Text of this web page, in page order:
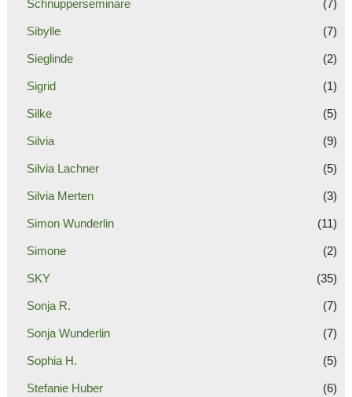
Schnupperseminare (7)
Sibylle (7)
Sieglinde (2)
Sigrid (1)
Silke (5)
Silvia (9)
Silvia Lachner (5)
Silvia Merten (3)
Simon Wunderlin (11)
Simone (2)
SKY (35)
Sonja R. (7)
Sonja Wunderlin (7)
Sophia H. (5)
Stefanie Huber (6)